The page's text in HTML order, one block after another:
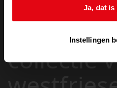
Ja, dat is
Instellingen
collectie